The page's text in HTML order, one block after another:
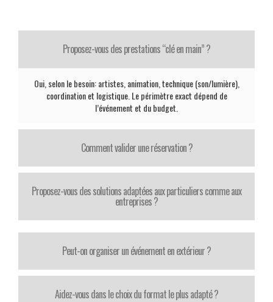
Proposez-vous des prestations “clé en main” ?
Oui, selon le besoin: artistes, animation, technique (son/lumière),
coordination et logistique. Le périmètre exact dépend de
l’événement et du budget.
Comment valider une réservation ?
Proposez-vous des solutions adaptées aux particuliers comme aux
entreprises ?
Peut-on organiser un événement en extérieur ?
Aidez-vous dans le choix du format le plus adapté ?